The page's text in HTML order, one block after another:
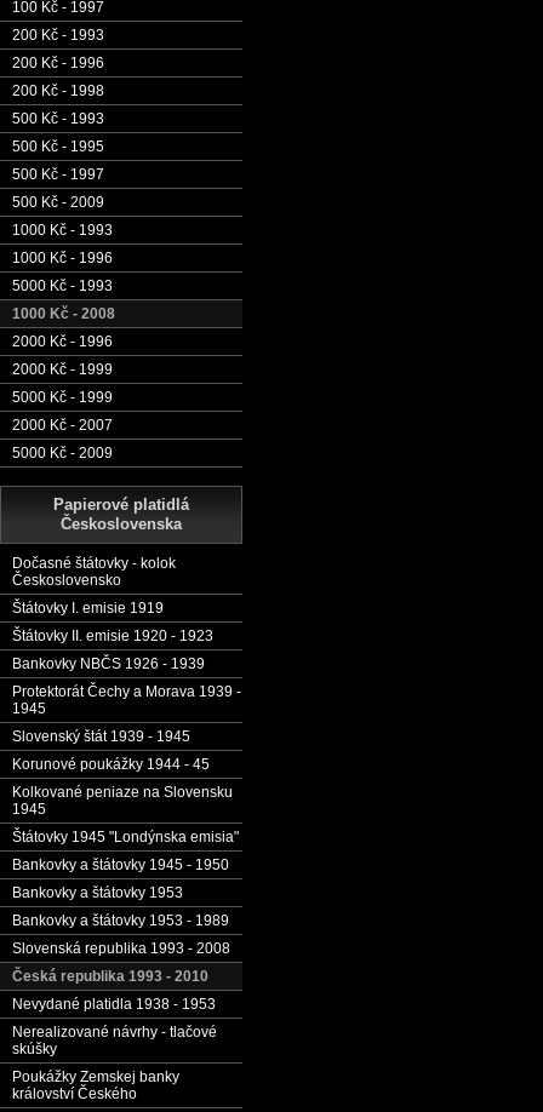
100 Kč - 1997
200 Kč - 1993
200 Kč - 1996
200 Kč - 1998
500 Kč - 1993
500 Kč - 1995
500 Kč - 1997
500 Kč - 2009
1000 Kč - 1993
1000 Kč - 1996
5000 Kč - 1993
1000 Kč - 2008
2000 Kč - 1996
2000 Kč - 1999
5000 Kč - 1999
2000 Kč - 2007
5000 Kč - 2009
Papierové platidlá
Československa
Dočasné štátovky - kolok
Československo
Štátovky I. emisie 1919
Štátovky II. emisie 1920 - 1923
Bankovky NBČS 1926 - 1939
Protektorát Čechy a Morava 1939 -
1945
Slovenský štát 1939 - 1945
Korunové poukážky 1944 - 45
Kolkované peniaze na Slovensku
1945
Štátovky 1945 "Londýnska emisia"
Bankovky a štátovky 1945 - 1950
Bankovky a štátovky 1953
Bankovky a štátovky 1953 - 1989
Slovenská republika 1993 - 2008
Česká republika 1993 - 2010
Nevydané platidla 1938 - 1953
Nerealizované návrhy - tlačové
skúšky
Poukážky Zemskej banky
království Českého